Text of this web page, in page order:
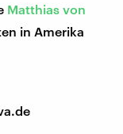
Matthias von
in Amerika